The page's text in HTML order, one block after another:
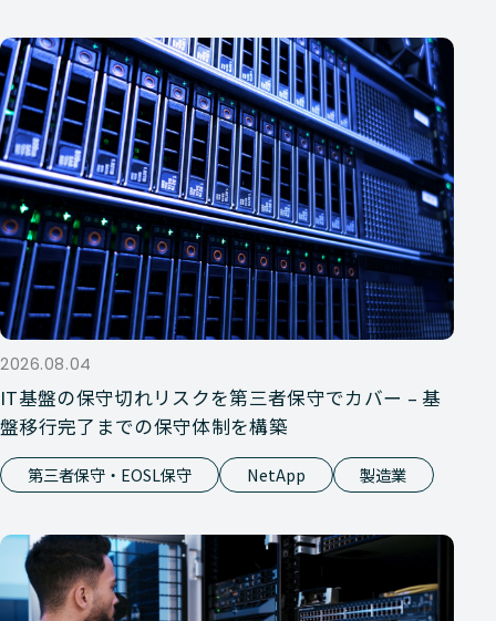
2026.08.04
IT基盤の保守切れリスクを第三者保守でカバー – 基
盤移行完了までの保守体制を構築
第三者保守・EOSL保守 NetApp 製造業